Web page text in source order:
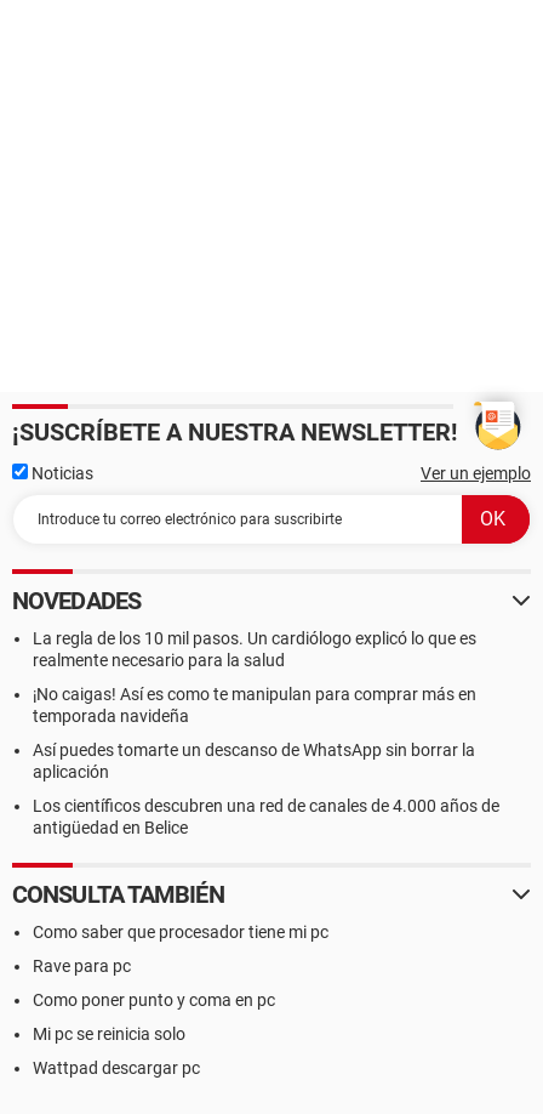
¡SUSCRÍBETE A NUESTRA NEWSLETTER!
Noticias Ver un ejemplo
NOVEDADES
La regla de los 10 mil pasos. Un cardiólogo explicó lo que es
realmente necesario para la salud
¡No caigas! Así es como te manipulan para comprar más en
temporada navideña
Así puedes tomarte un descanso de WhatsApp sin borrar la
aplicación
Los científicos descubren una red de canales de 4.000 años de
antigüedad en Belice
CONSULTA TAMBIÉN
Como saber que procesador tiene mi pc
Rave para pc
Como poner punto y coma en pc
Mi pc se reinicia solo
Wattpad descargar pc